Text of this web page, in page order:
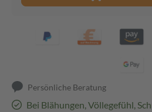
Persönliche Beratung
Bei Blähungen, Völlegefühl,